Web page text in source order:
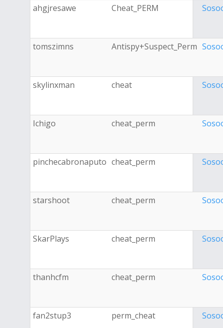
ahgjresawe Cheat_PERM
tomszimns Antispy+Suspect_Perm
skylinxman cheat
Ichigo cheat_perm
pinchecabronaputo cheat_perm
starshoot cheat_perm
SkarPlays cheat_perm
thanhcfm cheat_perm
fan2stup3 perm_cheat